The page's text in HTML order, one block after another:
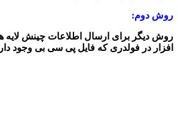
روش دوم:
افزار در فولدری که فایل پی سی بی وجود